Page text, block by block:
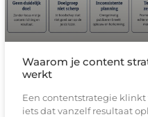
Waarom je content
werkt
Een contentstrategie klinkt
iets dat vanzelf resultaat